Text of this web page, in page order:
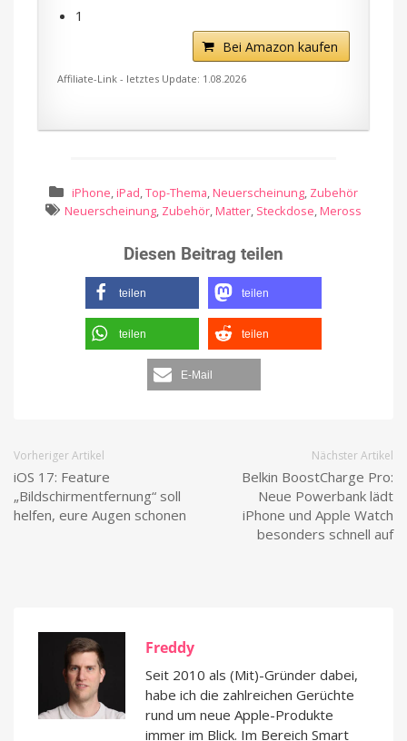
1
Bei Amazon kaufen
Affiliate-Link - letztes Update: 1.08.2026
iPhone, iPad,Top-Thema, Neuerscheinung, Zubehör
Neuerscheinung, Zubehör, Matter, Steckdose, Meross
Diesen Beitrag teilen
teilen teilen
teilen teilen
E-Mail
Vorheriger Artikel
iOS 17: Feature
„Bildschirmentfernung“ soll
helfen, eure Augen schonen
Nächster Artikel
Belkin BoostCharge Pro:
Neue Powerbank lädt
iPhone und Apple Watch
besonders schnell auf
Freddy
Seit 2010 als (Mit)-Gründer dabei,
habe ich die zahlreichen Gerüchte
rund um neue Apple-Produkte
immer im Blick. Im Bereich Smart